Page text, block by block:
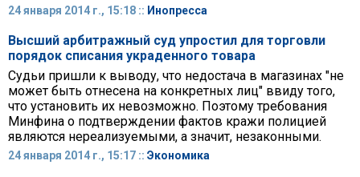
24 января 2014 г., 15:18 :: Инопресса
Высший арбитражный суд упростил для торговли
порядок списания украденного товара
Судьи пришли к выводу, что недостача в магазинах "не
может быть отнесена на конкретных лиц" ввиду того,
что установить их невозможно. Поэтому требования
Минфина о подтверждении фактов кражи полицией
являются нереализуемыми, а значит, незаконными.
24 января 2014 г., 15:17 :: Экономика